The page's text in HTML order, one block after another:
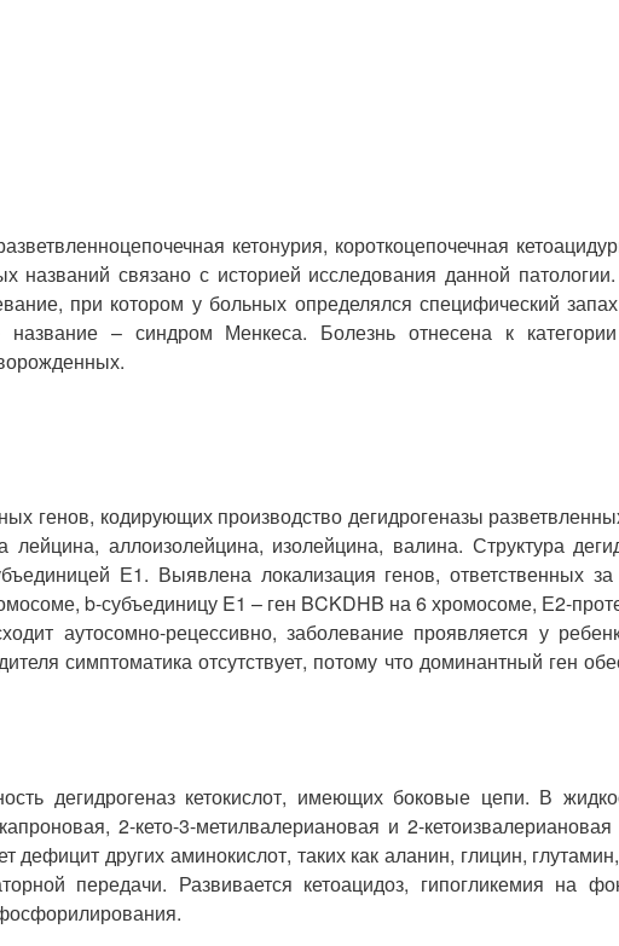
кетонурия, короткоцепочечная
названий связано с историей исследования данной
при котором у больных определялся специфический
– синдром Менкеса. Болезнь отнесена к
генов, кодирующих производство дегидрогеназы
аллоизолейцина, изолейцина, валина. Структура
Е1. Выявлена локализация генов, ответственных
b-субъединицу E1 – ген BCKDHB на 6 хромосоме, Е2-
аутосомно-рецессивно, заболевание проявляется у
симптоматика отсутствует, потому что доминантный ген
дегидрогеназ кетокислот, имеющих боковые цепи. В
2-кето-3-метилвалериановая и 2-
дефицит других аминокислот, таких как аланин, глицин,
передачи. Развивается кетоацидоз, гипогликемия на